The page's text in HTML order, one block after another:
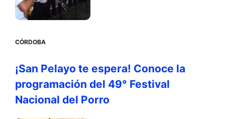
CÓRDOBA
¡San Pelayo te espera! Conoce la
programación del 49° Festival
Nacional del Porro